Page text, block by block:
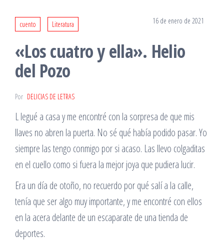
cuento Literatura 16 de enero de 2021
«Los cuatro y ella». Helio
del Pozo
Por DELICIAS DE LETRAS
L legué a casa y me encontré con la sorpresa de que mis
llaves no abren la puerta. No sé qué había podido pasar. Yo
siempre las tengo conmigo por si acaso. Las llevo colgaditas
en el cuello como si fuera la mejor joya que pudiera lucir.
Era un día de otoño, no recuerdo por qué salí a la calle,
tenía que ser algo muy importante, y me encontré con ellos
en la acera delante de un escaparate de una tienda de
deportes.